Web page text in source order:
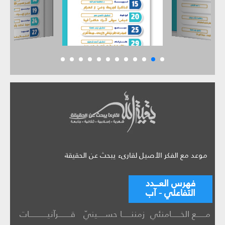
موعد مع الفكر الأصيل لقارىء يبحث عن الحقيقة
فهرس العـــدد
التفاعلي - آب
مــــــع الخــــــامنئي زمننــــــا حســـــينيّ
قــــــــرآنيــــــــــــات